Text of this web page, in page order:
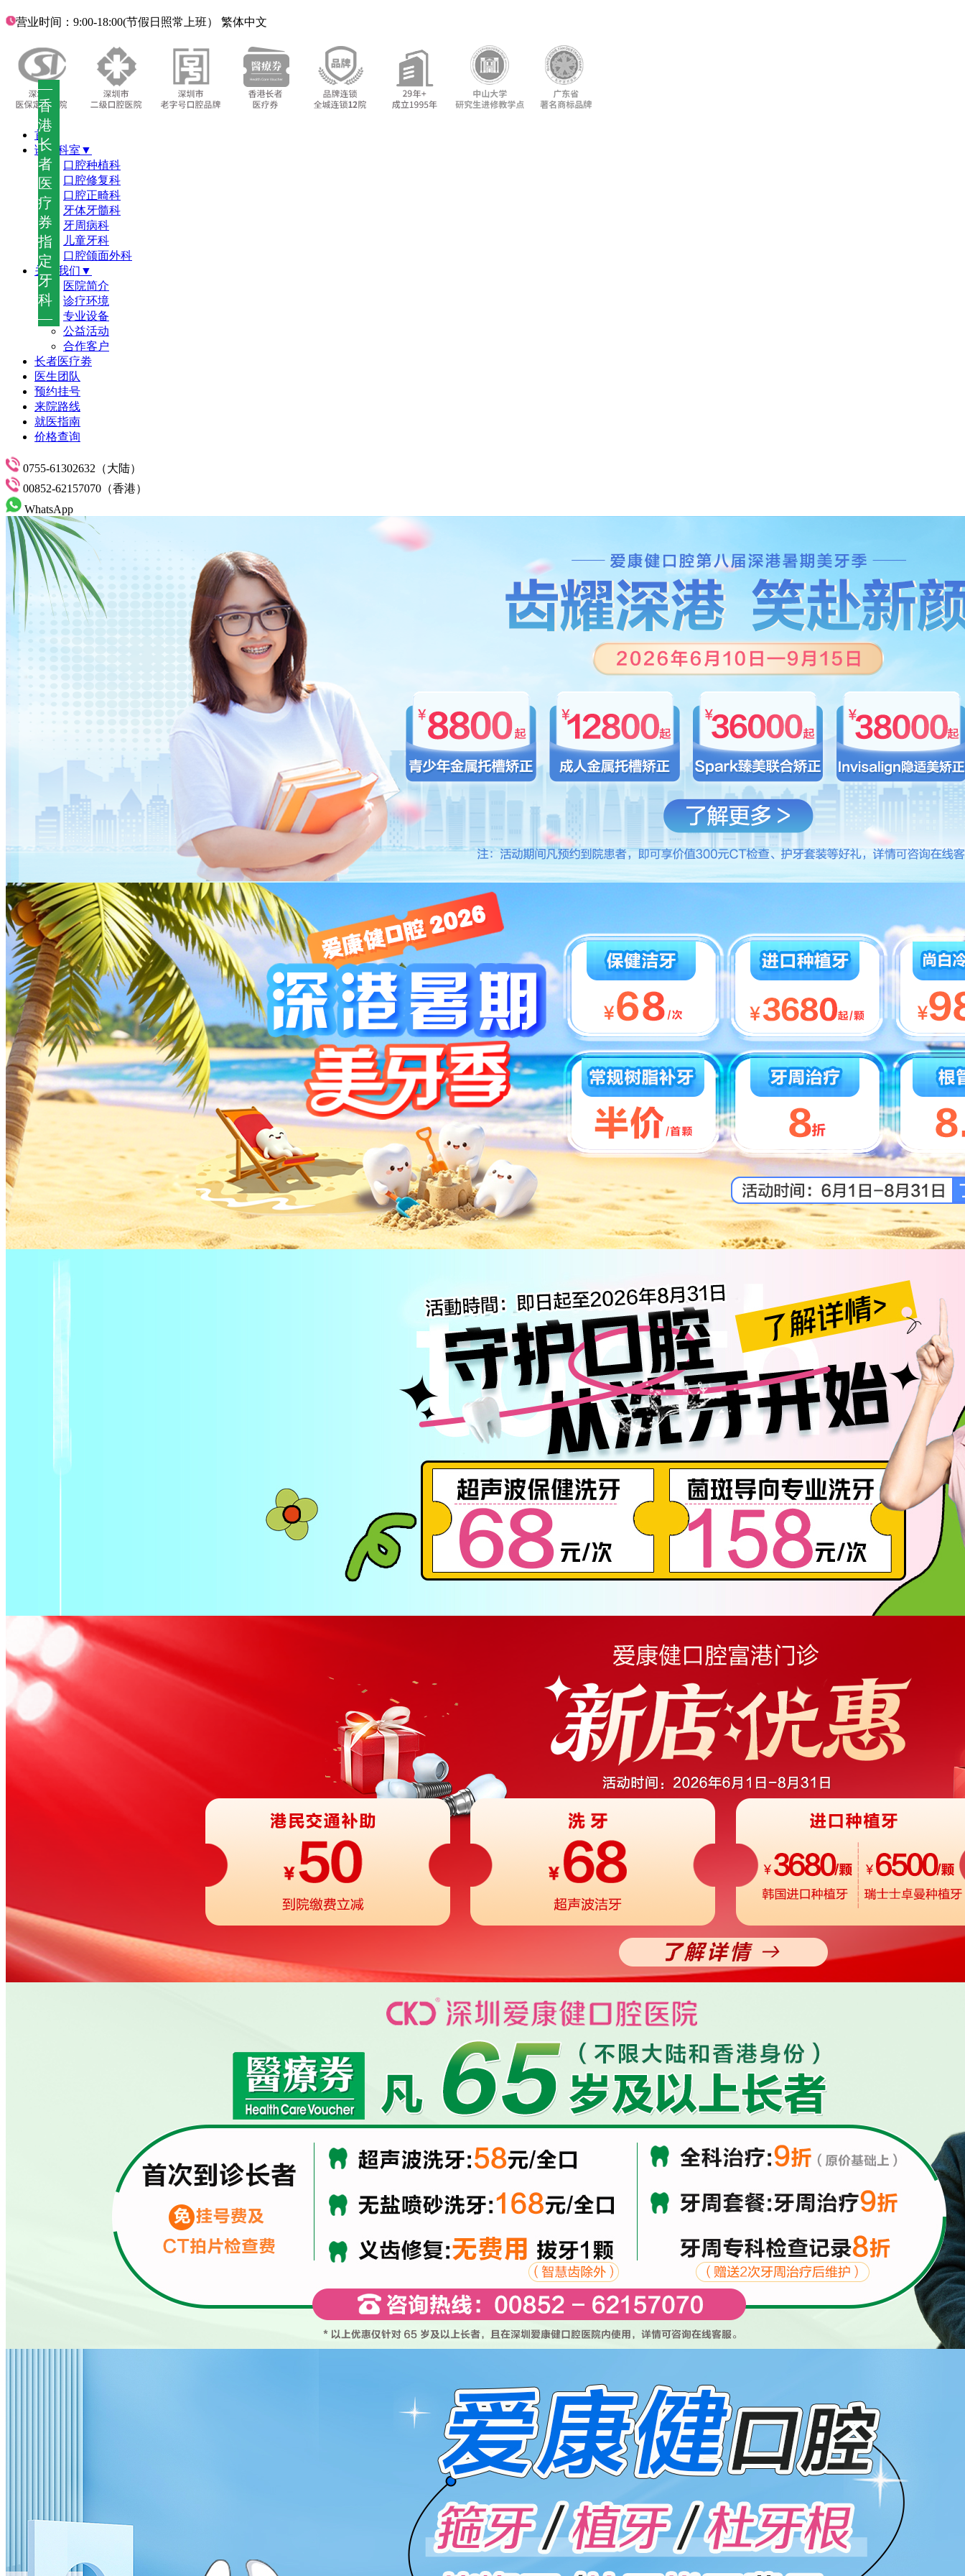
—
香
港
长
者
医
疗
券
指
定
牙
科
—
营业时间：9:00-18:00(节假日照常上班） 繁体中文
首页
诊疗科室▼
口腔种植科
口腔修复科
口腔正畸科
牙体牙髓科
牙周病科
儿童牙科
口腔颌面外科
关于我们▼
医院简介
诊疗环境
专业设备
公益活动
合作客户
长者医疗劵
医生团队
预约挂号
来院路线
就医指南
价格查询
0755-61302632（大陆）
00852-62157070（香港）
WhatsApp